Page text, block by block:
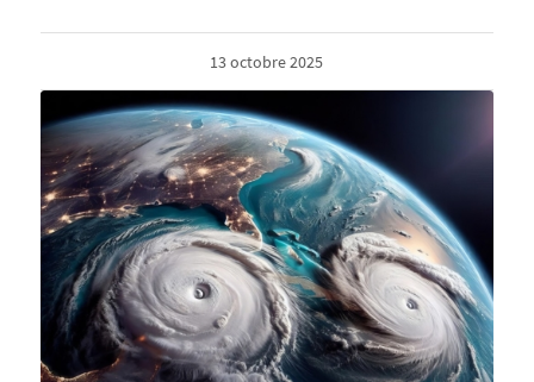
13 octobre 2025